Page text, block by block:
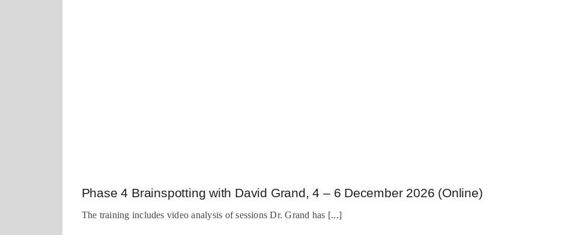
Phase 4 Brainspotting with David Grand, 4 – 6 December 2026 (Online)
The training includes video analysis of sessions Dr. Grand has [...]